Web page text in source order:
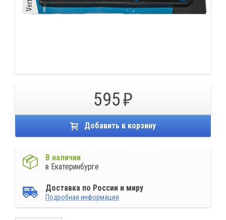
595
Добавить в корзину
В наличии
в Екатеринбурге
Доставка по России и миру
Подробная информация